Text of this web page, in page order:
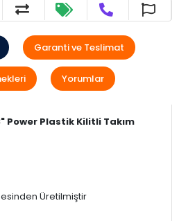
Garanti ve Teslimat
Yorumlar
Power Plastik Kilitli Takım
Üretilmiştir